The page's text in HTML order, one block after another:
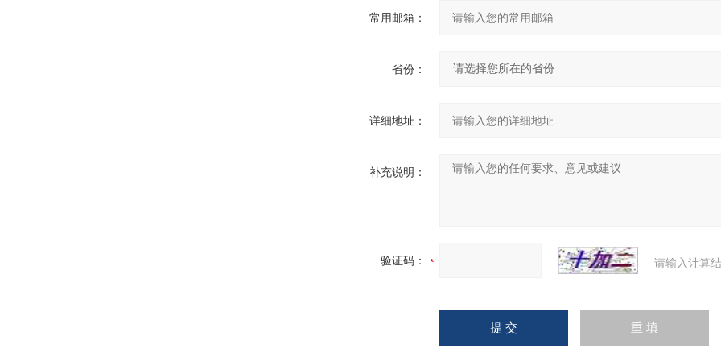
常用邮箱：
省份：
详细地址：
补充说明：
验证码： 请输入计算